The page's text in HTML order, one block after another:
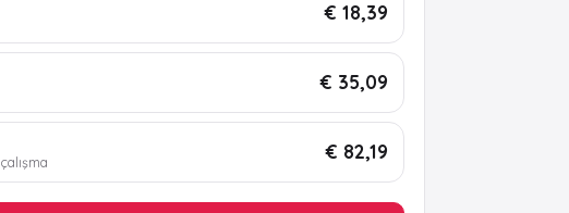
€ 18,39
€ 35,09
€ 82,19